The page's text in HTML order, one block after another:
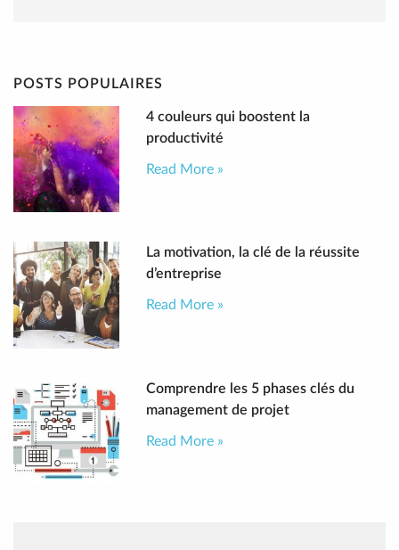
POSTS POPULAIRES
4 couleurs qui boostent la
productivité
Read More »
La motivation, la clé de la réussite
d’entreprise
Read More »
Comprendre les 5 phases clés du
management de projet
Read More »